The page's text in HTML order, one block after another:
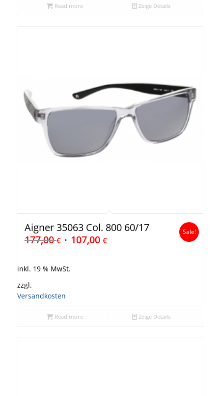
Read more Zeige Details
Aigner 35063 Col. 800 60/17
177,00€ 107,00 €
Sale!
inkl. 19 % MwSt.
zzgl.
Versandkosten
Read more Zeige Details